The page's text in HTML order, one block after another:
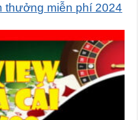
thưởng miễn phí 2024